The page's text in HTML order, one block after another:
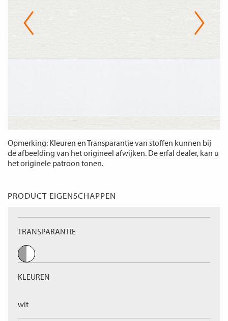
Opmerking: Kleuren en Transparantie van stoffen kunnen bij
de afbeelding van het origineel afwijken. De erfal dealer, kan u
het originele patroon tonen.
PRODUCT EIGENSCHAPPEN
TRANSPARANTIE
KLEUREN
wit